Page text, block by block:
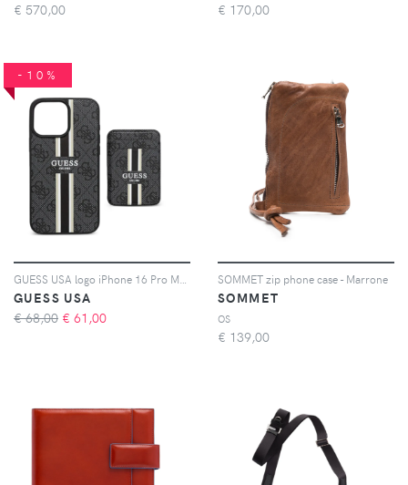
€ 570,00
€ 170,00
-10%
GUESS USA
€ 68,00 € 61,00
SOMMET zip phone case - Marrone
SOMMET
OS
€ 139,00